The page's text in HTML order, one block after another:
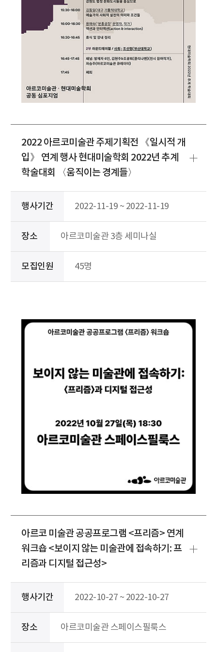
2022 아르코미술관 주제기획전 《일시적 개
입》 연계 행사 현대미술학회 2022년 추계
학술대회 〈움직이는 경계들〉
행사기간 2022-11-19 ~ 2022-11-19
장소 아르코미술관 3층 세미나실
모집인원 45명
아르코 미술관 공공프로그램 <프리즘> 연계
워크숍 <보이지 않는 미술관에 접속하기: 프
리즘과 디지털 접근성>
행사기간 2022-10-27 ~ 2022-10-27
장소 아르코미술관 스페이스필룩스